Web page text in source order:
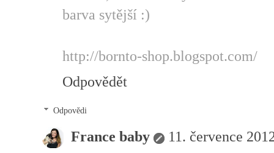
barva sytější :)
http://bornto-shop.blogspot.com/
Odpovědět
Odpovědi
France baby
11. července